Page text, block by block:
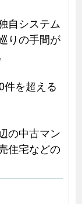
自システム
りの手間が
を超える
の中古マン
住宅などの